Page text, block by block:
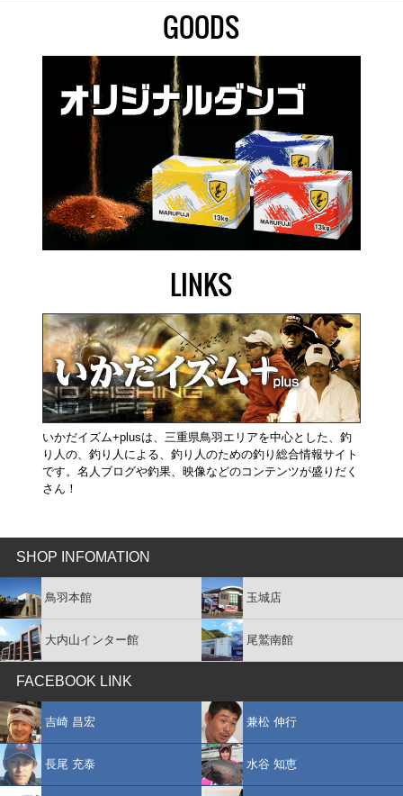
GOODS
LINKS
いかだイズム+plusは、三重県鳥羽エリアを中心とした、釣
り人の、釣り人による、釣り人のための釣り総合情報サイト
です。名人ブログや釣果、映像などのコンテンツが盛りだく
さん！
SHOP INFOMATION
鳥羽本館 玉城店
大内山インター館 尾鷲南館
FACEBOOK LINK
吉崎 昌宏 兼松 伸行
長尾 充泰 水谷 知恵